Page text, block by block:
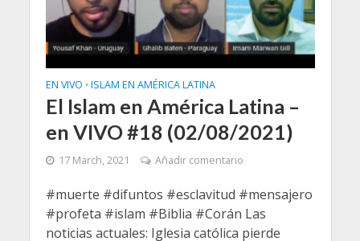
EN VIVO • ISLAM EN AMÉRICA LATINA
El Islam en América Latina –
en VIVO #18 (02/08/2021)
17 March, 2021 Añadir comentario
#muerte #difuntos​ #esclavitud​ #mensajero​
#profeta​ #islam​ #Biblia​ #Corán​ Las
noticias actuales: Iglesia católica pierde